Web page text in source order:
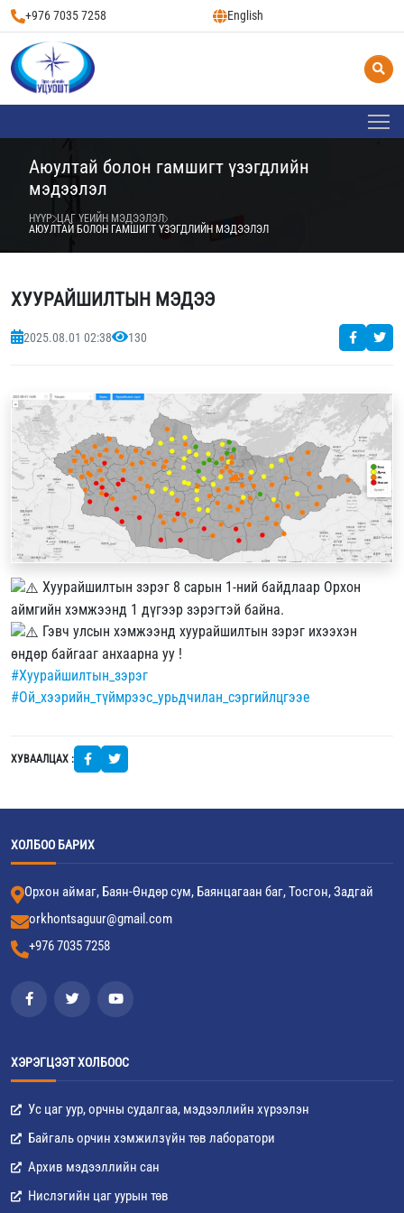
+976 7035 7258 English
Аюултай болон гамшигт үзэгдлийн
мэдээлэл
НҮҮР ЦАГ ҮЕИЙН МЭДЭЭЛЭЛ
АЮУЛТАЙ БОЛОН ГАМШИГТ ҮЗЭГДЛИЙН МЭДЭЭЛЭЛ
ХУУРАЙШИЛТЫН МЭДЭЭ
2025.08.01 02:38 130
Хуурайшилтын зэрэг 8 сарын 1-ний байдлаар Орхон
аймгийн хэмжээнд 1 дүгээр зэрэгтэй байна.
Гэвч улсын хэмжээнд хуурайшилтын зэрэг ихээхэн
өндөр байгааг анхаарна уу !
#Хуурайшилтын_зэрэг
#Ой_хээрийн_түймрээс_урьдчилан_сэргийлцгээе
ХУВААЛЦАХ :
ХОЛБОО БАРИХ
Орхон аймаг, Баян-Өндөр сум, Баянцагаан баг, Тосгон, Задгай
orkhontsaguur@gmail.com
+976 7035 7258
ХЭРЭГЦЭЭТ ХОЛБООС
Ус цаг уур, орчны судалгаа, мэдээллийн хүрээлэн
Байгаль орчин хэмжилзүйн төв лаборатори
Архив мэдээллийн сан
Нислэгийн цаг уурын төв